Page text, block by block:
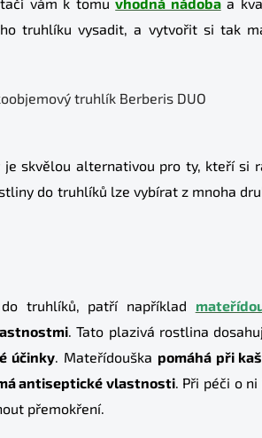
truhlíku vysadit, a vytvořit si tak
skvělou alternativou pro ty, kteří si
do truhlíků lze vybírat z mnoha
truhlíků, patří například
. Tato plazivá rostlina
účinky. Mateřídouška pomáhá při
antiseptické vlastnosti. Při péči o
přemokření.